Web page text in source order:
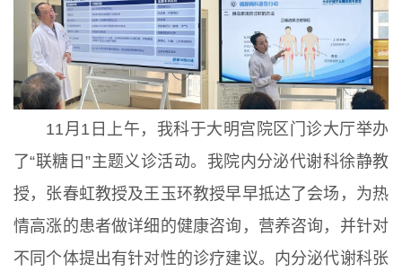
11月1日上午，我科于大明宫院区门诊大厅举办
了“联糖日”主题义诊活动。我院内分泌代谢科徐静教
授，张春虹教授及王玉环教授早早抵达了会场，为热
情高涨的患者做详细的健康咨询，营养咨询，并针对
不同个体提出有针对性的诊疗建议。内分泌代谢科张